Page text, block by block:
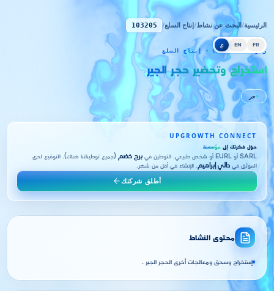
FR
EN ع
الرئيسية/البحث عن نشاط/إنتاج السلع/
103205
رمز CNRC 103205 · إنتاج السلع
إستخراج وتحضير حجر الجير
حر
UPGROWTH CONNECT
حوّل فكرتك إلى مؤسسة
SARL أو EURL أو شخص طبيعي. التوطين في برج خضم (جميع توطيناتنا هناك). التوقيع لدى
الموثق في دالي إبراهيم . الإنشاء في أقل من شهر.
أطلق شركتك
محتوى النشاط
إستخراج وسحق ومعالجات أخرى الحجر الجير .